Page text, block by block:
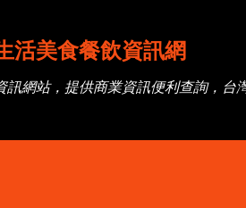
活美食餐飲資訊網
訊網站，提供商業資訊便利查詢，台